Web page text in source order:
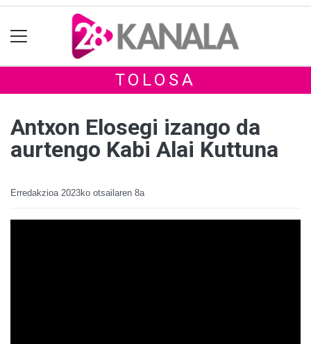
TOLOSA
Antxon Elosegi izango da
aurtengo Kabi Alai Kuttuna
Erredakzioa 2023ko otsailaren 8a